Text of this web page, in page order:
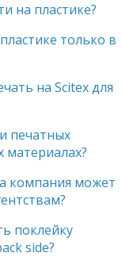
на пластике?
только в
на Scitex для
печатных
материалах?
компания может
поклейку
side?